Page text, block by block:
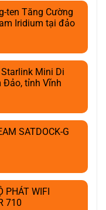
ten Tăng Cường
Iridium tại đảo
Mini Di
Đảo, tỉnh Vĩnh
SATDOCK-G
PHÁT WIFI
710